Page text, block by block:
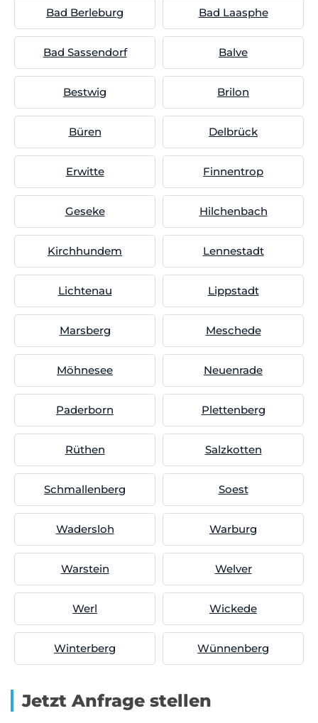
Bad Berleburg Bad Laasphe
Bad Sassendorf Balve
Bestwig Brilon
Büren Delbrück
Erwitte Finnentrop
Geseke Hilchenbach
Kirchhundem Lennestadt
Lichtenau Lippstadt
Marsberg Meschede
Möhnesee Neuenrade
Paderborn Plettenberg
Rüthen Salzkotten
Schmallenberg Soest
Wadersloh Warburg
Warstein Welver
Werl Wickede
Winterberg Wünnenberg
Jetzt Anfrage stellen